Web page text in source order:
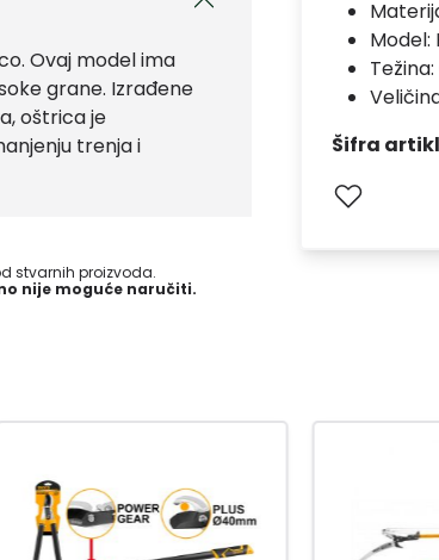
Ovaj model ima
grane. Izrađene
oštrica je
trenja i
stvarnih proizvoda.
nije moguće naručiti.
Model:
Šifra